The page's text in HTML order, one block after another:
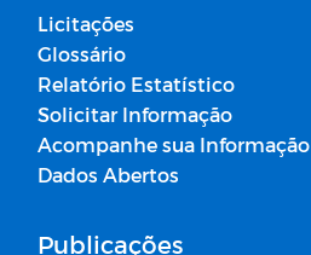
Licitações
Glossário
Relatório Estatístico
Solicitar Informação
Acompanhe sua Informação
Dados Abertos
Publicações